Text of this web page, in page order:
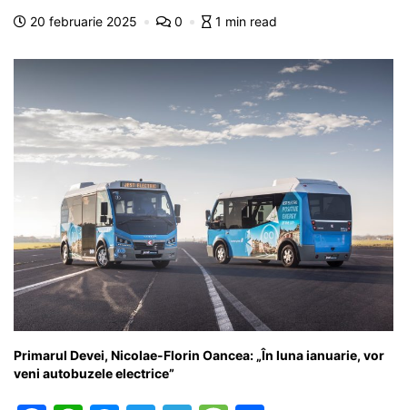
o
k
p n
er
m g z
20 februarie 2025 0 1 min read
Primarul Devei, Nicolae-Florin Oancea: „În luna ianuarie, vor
veni autobuzele electrice”